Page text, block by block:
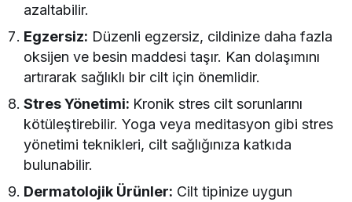
azaltabilir.
Egzersiz: Düzenli egzersiz, cildinize daha fazla
oksijen ve besin maddesi taşır. Kan dolaşımını
artırarak sağlıklı bir cilt için önemlidir.
Stres Yönetimi: Kronik stres cilt sorunlarını
kötüleştirebilir. Yoga veya meditasyon gibi stres
yönetimi teknikleri, cilt sağlığınıza katkıda
bulunabilir.
Dermatolojik Ürünler: Cilt tipinize uygun